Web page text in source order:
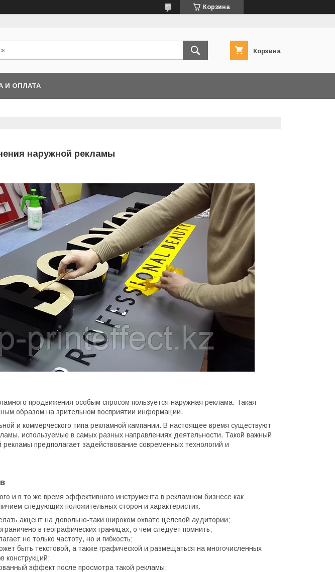
Корзина
Корзина
И ОПЛАТА
наружной рекламы
продвижения особым спросом пользуется наружная реклама. Такая
образом на зрительном восприятии информации.
и коммерческого типа рекламной кампании. В настоящее время существуют
используемые в самых разных направлениях деятельности. Такой важный
рекламы предполагает задействование современных технологий и
и в то же время эффективного инструмента в рекламном бизнесе как
следующих положительных сторон и характеристик:
акцент на довольно-таки широком охвате целевой аудитории;
в географических границах, о чем следует помнить;
не только частоту, но и гибкость;
быть текстовой, а также графической и размещаться на многочисленных
конструкций;
эффект после просмотра такой рекламы;